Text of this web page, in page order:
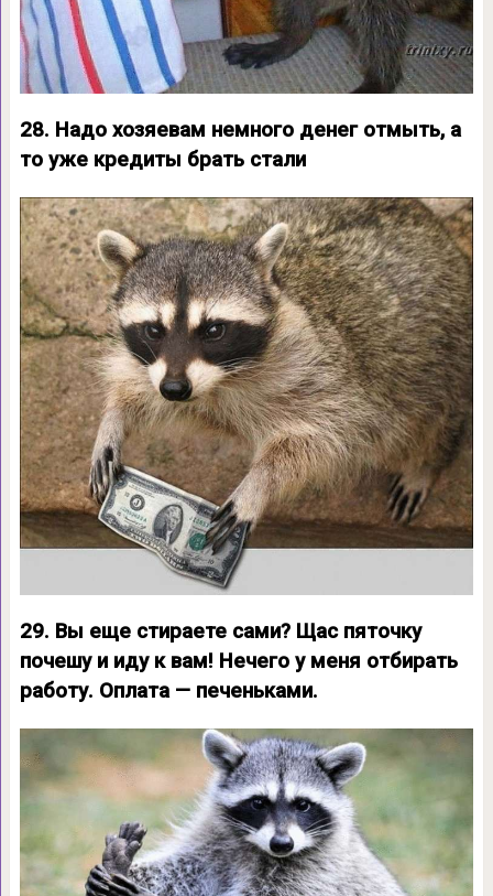
28. Надо хозяевам немного денег отмыть, а
то уже кредиты брать стали
29. Вы еще стираете сами? Щас пяточку
почешу и иду к вам! Нечего у меня отбирать
работу. Оплата — печеньками.